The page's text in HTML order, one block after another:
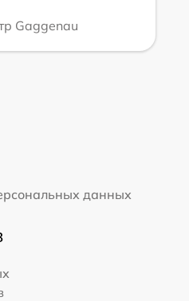
Gaggenau
данных